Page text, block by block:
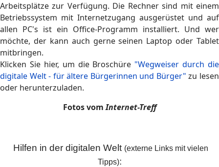
Arbeitsplätze zur Verfügung. Die Rechner sind mit einem
Betriebssystem mit Internetzugang ausgerüstet und auf
allen PC's ist ein Office-Programm installiert. Und wer
möchte, der kann auch gerne seinen Laptop oder Tablet
mitbringen.
Klicken Sie hier, um die Broschüre "Wegweiser durch die
digitale Welt - für ältere Bürgerinnen und Bürger" zu lesen
oder herunterzuladen.
Fotos vomInternet-Treff
Hilfen in der digitalen Welt (externe Links mit vielen
Tipps):